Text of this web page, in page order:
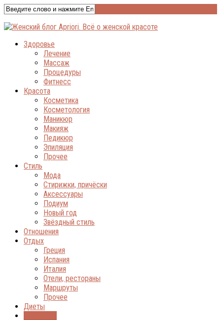
Здоровье
Лечение
Массаж
Процедуры
Фитнесс
Красота
Косметика
Косметология
Маникюр
Макияж
Педикюр
Эпиляция
Прочее
Стиль
Мода
Стирижки, причёски
Аксессуары
Подиум
Новый год
Звёздный стиль
Отношения
Отдых
Греция
Испания
Италия
Отели, рестораны
Маршруты
Прочее
Диеты